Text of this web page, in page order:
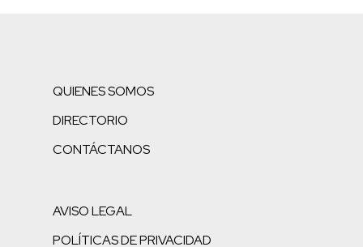
QUIENES SOMOS
DIRECTORIO
CONTÁCTANOS
AVISO LEGAL
POLÍTICAS DE PRIVACIDAD